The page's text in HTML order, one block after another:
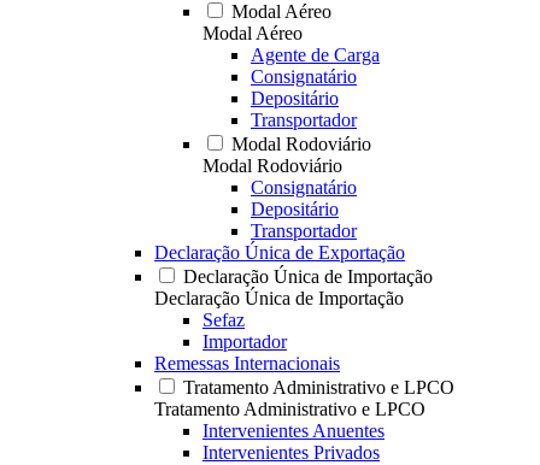
Modal Aéreo
Modal Aéreo
Agente de Carga
Consignatário
Depositário
Transportador
Modal Rodoviário
Modal Rodoviário
Consignatário
Depositário
Transportador
Declaração Única de Exportação
Declaração Única de Importação
Declaração Única de Importação
Sefaz
Importador
Remessas Internacionais
Tratamento Administrativo e LPCO
Tratamento Administrativo e LPCO
Intervenientes Anuentes
Intervenientes Privados